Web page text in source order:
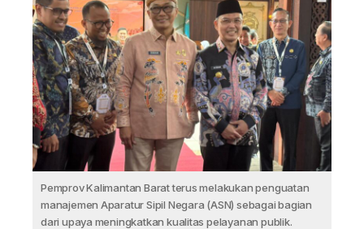
Pemprov Kalimantan Barat terus melakukan penguatan
manajemen Aparatur Sipil Negara (ASN) sebagai bagian
dari upaya meningkatkan kualitas pelayanan publik.